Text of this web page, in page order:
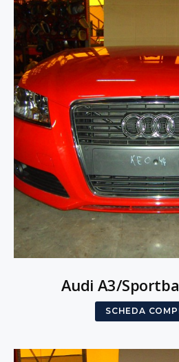
Audi A3/
SCHEDA